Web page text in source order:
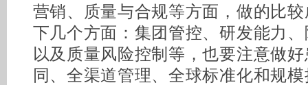
营销、质量与合规等方面，做的比
下几个方面：集团管控、研发能力
以及质量风险控制等，也要注意做
同、全渠道管理、全球标准化和规